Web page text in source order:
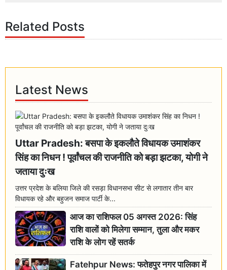
Related Posts
Latest News
Uttar Pradesh: बसपा के इकलौते विधायक उमाशंकर
सिंह का निधन ! पूर्वांचल की राजनीति को बड़ा झटका, योगी ने
जताया दुःख
उत्तर प्रदेश के बलिया जिले की रसड़ा विधानसभा सीट से लगातार तीन बार
विधायक रहे और बहुजन समाज पार्टी के...
आज का राशिफल 05 अगस्त 2026: सिंह
राशि वालों को मिलेगा सम्मान, तुला और मकर
राशि के लोग रहें सतर्क
Fatehpur News: फतेहपुर नगर पालिका में